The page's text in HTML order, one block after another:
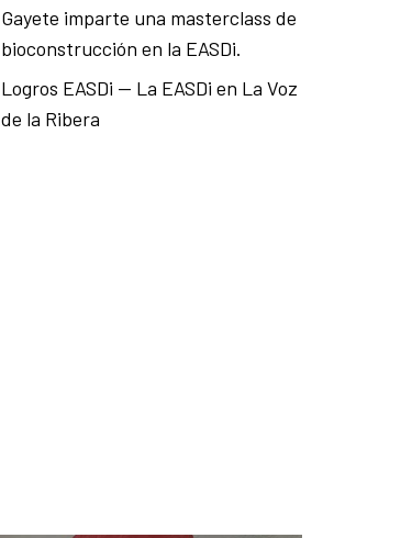
Gayete imparte una masterclass de
bioconstrucción en la EASDi.
Logros EASDi — La EASDi en La Voz
de la Ribera